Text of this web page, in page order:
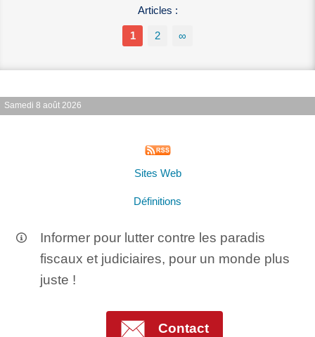
Articles :
1 2 ∞
Samedi 8 août 2026
Sites Web
Définitions
Informer pour lutter contre les paradis
fiscaux et judiciaires, pour un monde plus
juste !
Contact